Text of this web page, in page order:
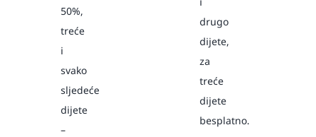
50%,
treće
i
svako
sljedeće
dijete
–
drugo
dijete,
za
treće
dijete
besplatno.